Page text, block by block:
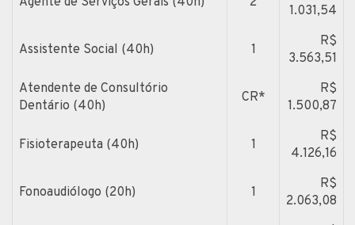
1.031,54
Assistente Social (40h) 1
R$
3.563,51
Atendente de Consultório
Dentário (40h)
CR*
R$
1.500,87
Fisioterapeuta (40h) 1
R$
4.126,16
Fonoaudiólogo (20h) 1
R$
2.063,08